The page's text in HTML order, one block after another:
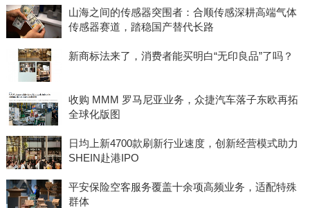
山海之间的传感器突围者：合顺传感深耕高端气体
传感器赛道，踏稳国产替代长路
新商标法来了，消费者能买明白“无印良品”了吗？
收购 MMM 罗马尼亚业务，众捷汽车落子东欧再拓
全球化版图
日均上新4700款刷新行业速度，创新经营模式助力
SHEIN赴港IPO
平安保险空客服务覆盖十余项高频业务，适配特殊
群体